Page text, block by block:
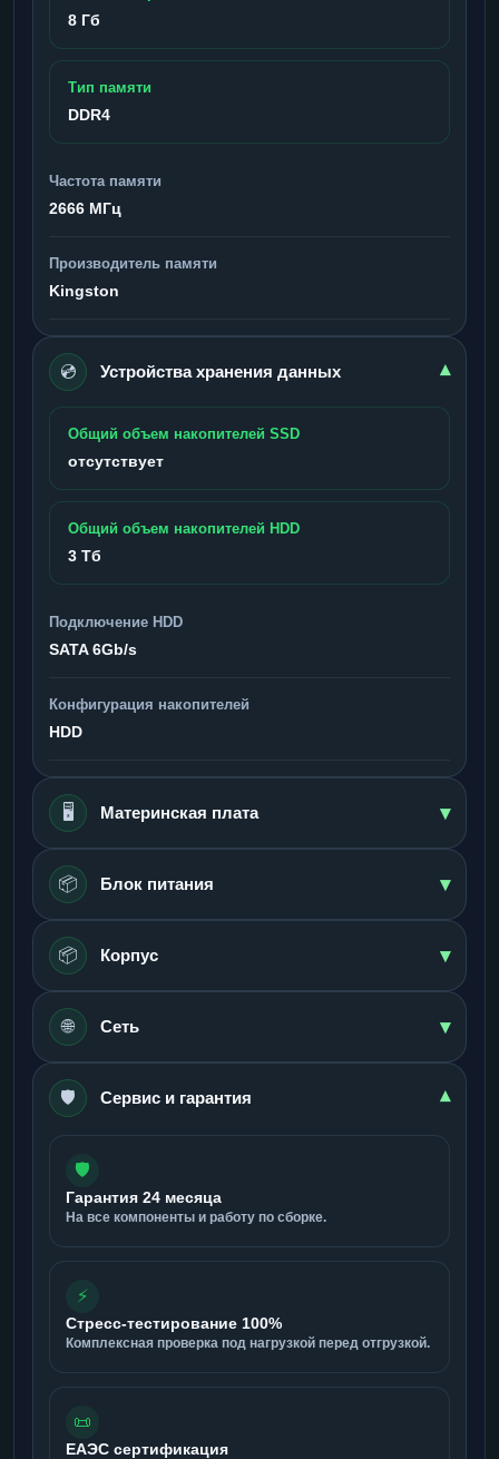
8 Гб
Тип памяти
DDR4
Частота памяти
2666 МГц
Производитель памяти
Kingston
💿 Устройства хранения данных ▾
Общий объем накопителей SSD
отсутствует
Общий объем накопителей HDD
3 Тб
Подключение HDD
SATA 6Gb/s
Конфигурация накопителей
HDD
🖥️ Материнская плата ▾
📦 Блок питания ▾
📦 Корпус ▾
🌐 Сеть ▾
🛡️ Сервис и гарантия ▾
🛡️
Гарантия 24 месяца
На все компоненты и работу по сборке.
⚡
Стресс-тестирование 100%
Комплексная проверка под нагрузкой перед отгрузкой.
📜
ЕАЭС сертификация